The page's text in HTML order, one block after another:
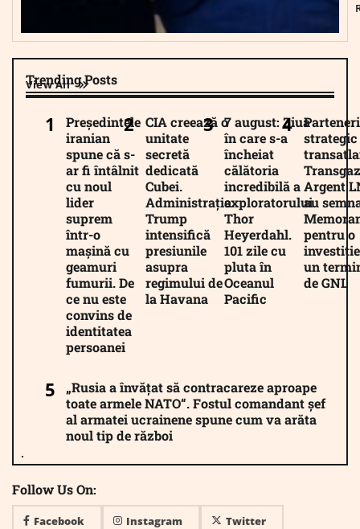
Trending Posts
View All
Președintele
iranian
spune că s-
ar fi întâlnit
cu noul
lider
suprem
într-o
mașină cu
geamuri
fumurii. De
ce nu este
convins de
identitatea
persoanei
CIA creează o
unitate
secretă
dedicată
Cubei.
Administrația
Trump
intensifică
presiunile
asupra
regimului de
la Havana
7 august: Ziua
în care s-a
încheiat
călătoria
incredibilă a
exploratorului
Thor
Heyerdahl.
101 zile cu
pluta în
Oceanul
Pacific
strategic
Argent
au
pentru o
un
de GNL
„Rusia a învățat să contracareze aproape
toate armele NATO“. Fostul comandant șef
al armatei ucrainene spune cum va arăta
noul tip de război
Follow Us On:
Facebook Instagram Twitter